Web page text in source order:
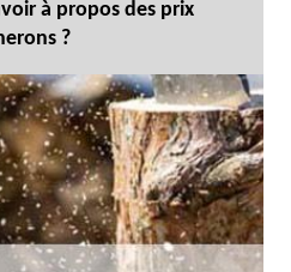
à propos des prix
?